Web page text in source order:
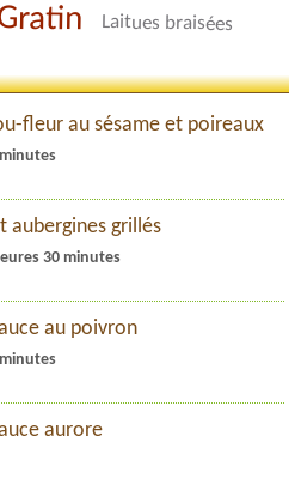
Laitues braisées
fleur au sésame et poireaux
aubergines grillés
30 minutes
au poivron
aurore